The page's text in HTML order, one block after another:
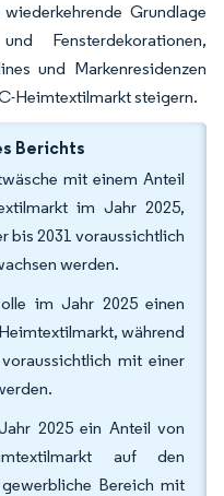
Grundlage
Fensterdekorationen,
und Markenresidenzen
Heimtextilmarkt steigern.
Berichts
mit einem Anteil
im Jahr 2025,
bis 2031 voraussichtlich
werden.
im Jahr 2025 einen
während
mit einer
2025 ein Anteil von
auf den
Bereich mit